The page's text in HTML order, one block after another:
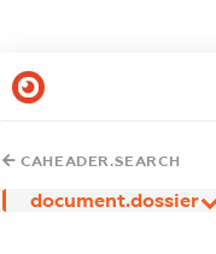
CAHEADER.SEARCH
document.dossier